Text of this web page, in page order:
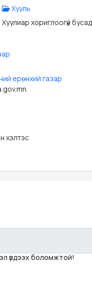
Хууль
Хуулиар хориглоогүй бусад
ерөнхий газар
хэлтэс
үлдээх боломжтой!